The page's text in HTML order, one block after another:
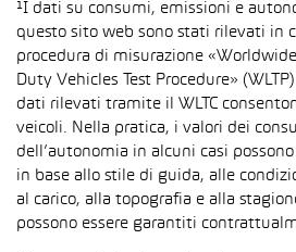
¹I dati su consumi, emissioni e
questo sito web sono stati rilevati in
procedura di misurazione
Duty Vehicles Test Procedure»
dati rilevati tramite il WLTC
veicoli. Nella pratica, i valori dei
dell’autonomia in alcuni casi
in base allo stile di guida, alle
al carico, alla topografia e alla
possono essere garantiti